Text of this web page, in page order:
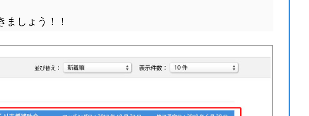
ましょう！！